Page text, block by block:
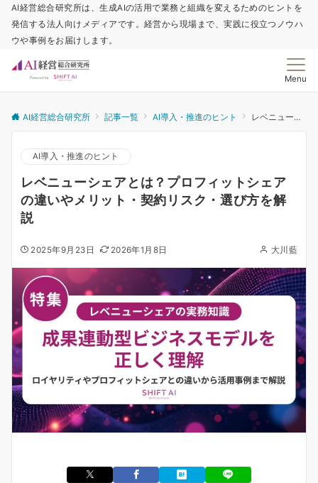
AI経営総合研究所は、生成AIの活用で業務と組織を変えるためのヒントを
発信する法人向けメディアです。経営から現場まで、実践に役立つノウハ
ウや事例をお届けします。
Menu
AI経営総合研究所 記事一覧 AI導入・推進のヒント レベニューシェアとは？プロフィットシェアの違いやメリット・契約リスク・選び方を解説
AI導入・推進のヒント
レベニューシェアとは？プロフィットシェア
の違いやメリット・契約リスク・選び方を解
説
2025年9月23日 2026年1月8日 大川藍